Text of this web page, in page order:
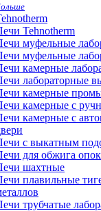
Tehnotherm
муфельные
муфельные
камерные
лабораторные
камерные
камерные с
камерные с
с выкатным
для обжига
шахтные
плавильные
трубчатые